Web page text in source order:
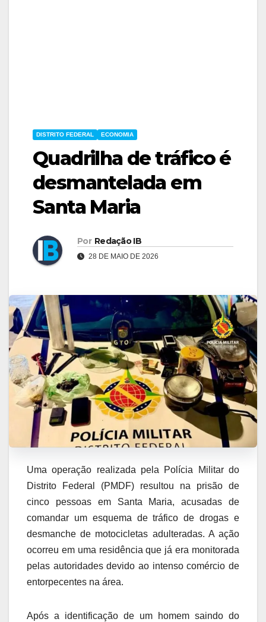
DISTRITO FEDERAL ECONOMIA
Quadrilha de tráfico é
desmantelada em
Santa Maria
Por Redação IB
28 DE MAIO DE 2026
Uma operação realizada pela Polícia Militar do
Distrito Federal (PMDF) resultou na prisão de
cinco pessoas em Santa Maria, acusadas de
comandar um esquema de tráfico de drogas e
desmanche de motocicletas adulteradas. A ação
ocorreu em uma residência que já era monitorada
pelas autoridades devido ao intenso comércio de
entorpecentes na área.
Após a identificação de um homem saindo do